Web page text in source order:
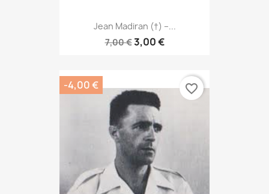
Jean Madiran (†) –...
7,00 €3,00 €
-4,00 € favorite_border